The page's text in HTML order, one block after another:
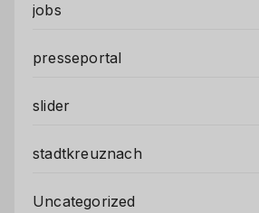
jobs
presseportal
slider
stadtkreuznach
Uncategorized